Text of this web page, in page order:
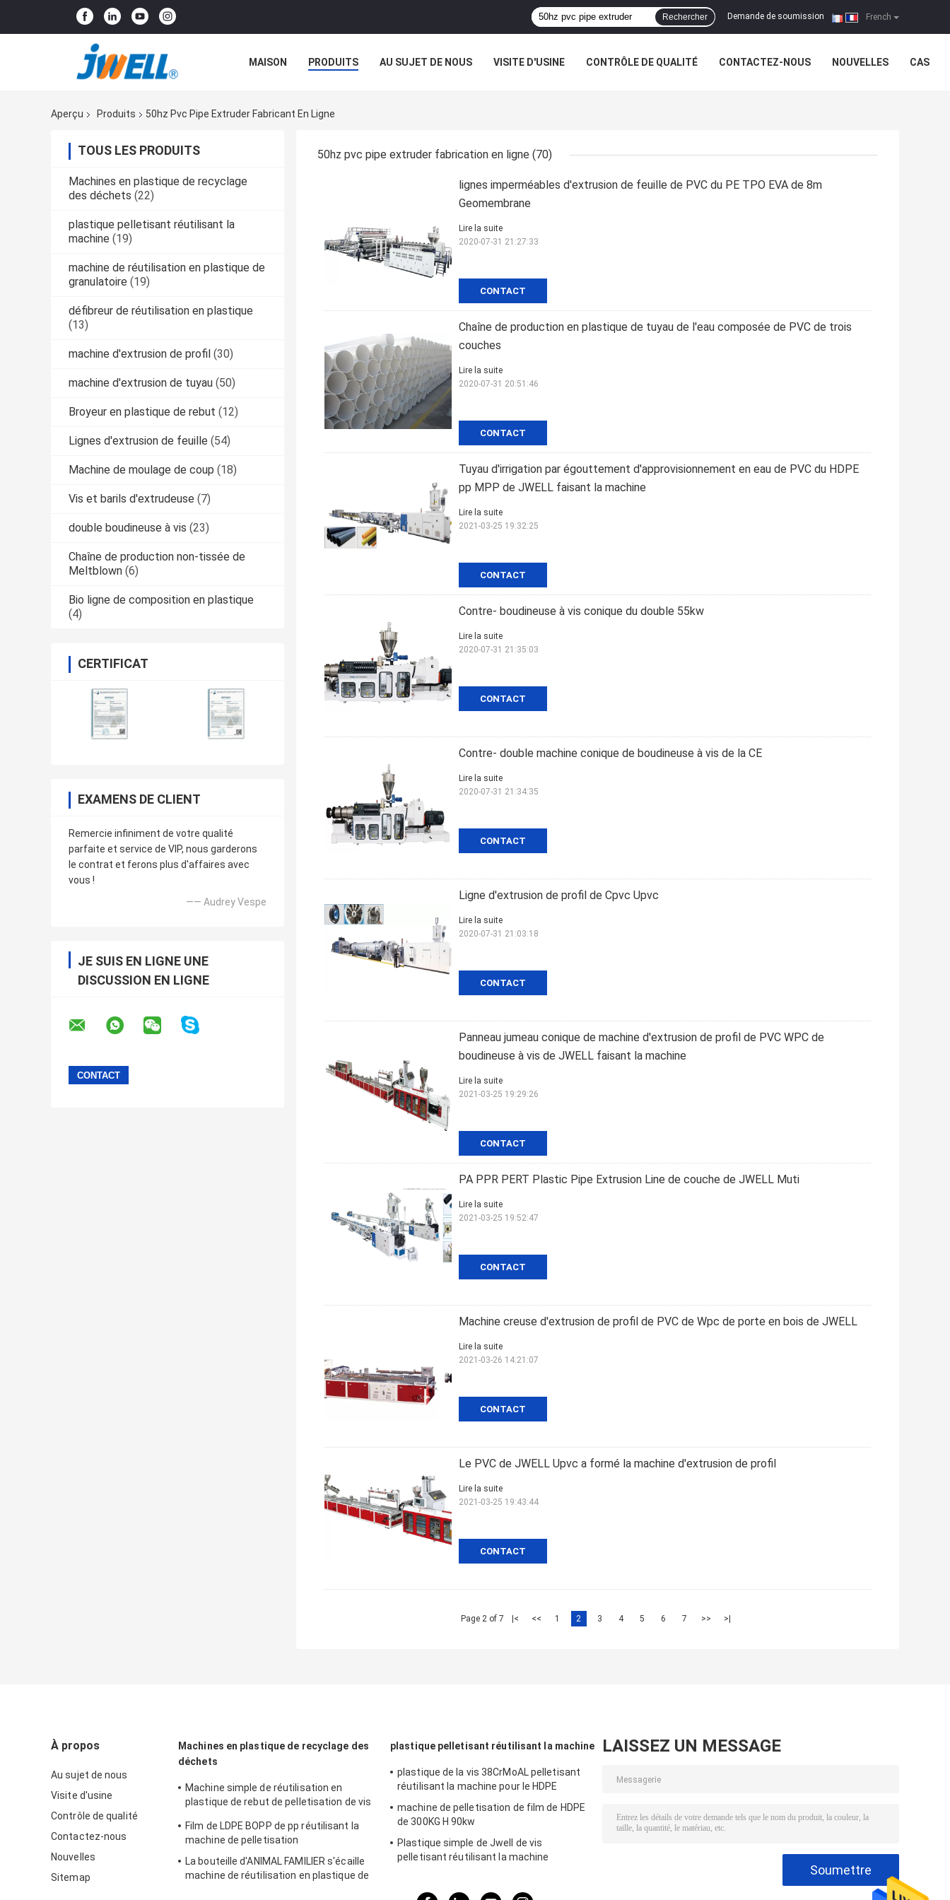
French
Demande de soumission |
Rechercher
MAISON PRODUITS AU SUJET DE NOUS VISITE D'USINE CONTRÔLE DE QUALITÉ CONTACTEZ-NOUS NOUVELLES CAS
Aperçu Produits 50hz Pvc Pipe Extruder Fabricant En Ligne
TOUS LES PRODUITS
Machines en plastique de recyclage
des déchets (22)
plastique pelletisant réutilisant la
machine (19)
machine de réutilisation en plastique de
granulatoire (19)
défibreur de réutilisation en plastique
(13)
machine d'extrusion de profil (30)
machine d'extrusion de tuyau (50)
Broyeur en plastique de rebut (12)
Lignes d'extrusion de feuille (54)
Machine de moulage de coup (18)
Vis et barils d'extrudeuse (7)
double boudineuse à vis (23)
Chaîne de production non-tissée de
Meltblown (6)
Bio ligne de composition en plastique
(4)
CERTIFICAT
EXAMENS DE CLIENT
Remercie infiniment de votre qualité
parfaite et service de VIP, nous garderons
le contrat et ferons plus d'affaires avec
vous !
—— Audrey Vespe
JE SUIS EN LIGNE UNE
DISCUSSION EN LIGNE
50hz pvc pipe extruder fabrication en ligne (70)
lignes imperméables d'extrusion de feuille de PVC du PE TPO EVA de 8m
Geomembrane
CONTACT
Lire la suite
2020-07-31 21:27:33
Chaîne de production en plastique de tuyau de l'eau composée de PVC de trois
couches
CONTACT
Lire la suite
2020-07-31 20:51:46
Tuyau d'irrigation par égouttement d'approvisionnement en eau de PVC du HDPE
pp MPP de JWELL faisant la machine
CONTACT
Lire la suite
2021-03-25 19:32:25
Contre- boudineuse à vis conique du double 55kw
CONTACT
Lire la suite
2020-07-31 21:35:03
Contre- double machine conique de boudineuse à vis de la CE
CONTACT
Lire la suite
2020-07-31 21:34:35
Ligne d'extrusion de profil de Cpvc Upvc
CONTACT
Lire la suite
2020-07-31 21:03:18
Panneau jumeau conique de machine d'extrusion de profil de PVC WPC de
boudineuse à vis de JWELL faisant la machine
CONTACT
Lire la suite
2021-03-25 19:29:26
PA PPR PERT Plastic Pipe Extrusion Line de couche de JWELL Muti
CONTACT
Lire la suite
2021-03-25 19:52:47
Machine creuse d'extrusion de profil de PVC de Wpc de porte en bois de JWELL
CONTACT
Lire la suite
2021-03-26 14:21:07
Le PVC de JWELL Upvc a formé la machine d'extrusion de profil
CONTACT
Lire la suite
2021-03-25 19:43:44
Page 2 of 7 |< << 1 2 3 4 5 6 7 >> >|
À propos
Au sujet de nous
Visite d'usine
Contrôle de qualité
Contactez-nous
Nouvelles
Sitemap
Machines en plastique de recyclage des
déchets
Machine simple de réutilisation en
plastique de rebut de pelletisation de vis
machine1500kg h
Film de LDPE BOPP de pp réutilisant la
machine de pelletisation
La bouteille d'ANIMAL FAMILIER s'écaille
machine de réutilisation en plastique de
plastique pelletisant réutilisant la machine
plastique de la vis 38CrMoAL pelletisant
réutilisant la machine pour le HDPE
machine de pelletisation de film de HDPE
de 300KG H 90kw
Plastique simple de Jwell de vis
pelletisant réutilisant la machine
LAISSEZ UN MESSAGE